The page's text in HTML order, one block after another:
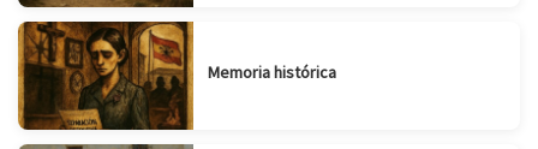
Memoria histórica